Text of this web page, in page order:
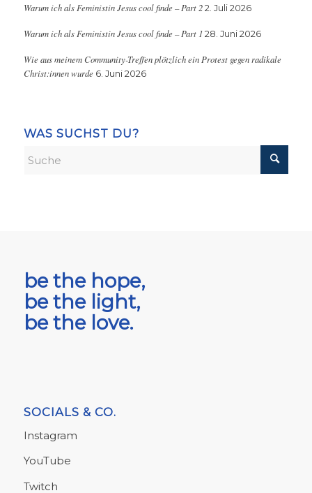
Warum ich als Feministin Jesus cool finde – Part 2 2. Juli 2026
Warum ich als Feministin Jesus cool finde – Part 1 28. Juni 2026
Wie aus meinem Community-Treffen plötzlich ein Protest gegen radikale
Christ:innen wurde 6. Juni 2026
WAS SUCHST DU?
be the hope,
be the light,
be the love.
SOCIALS & CO.
Instagram
YouTube
Twitch